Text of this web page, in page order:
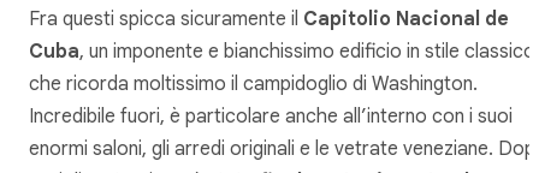
Fra questi spicca sicuramente il Capitolio Nacional de
Cuba, un imponente e bianchissimo edificio in stile classico
che ricorda moltissimo il campidoglio di Washington.
Incredibile fuori, è particolare anche all’interno con i suoi
enormi saloni, gli arredi originali e le vetrate veneziane.